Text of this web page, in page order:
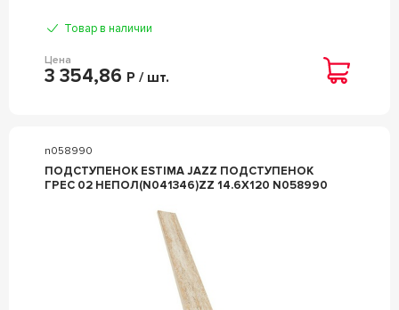
Товар в наличии
Цена
3 354,86 Р / шт.
n058990
ПОДСТУПЕНОК ESTIMA JAZZ ПОДСТУПЕНОК
ГРЕС 02 НЕПОЛ(N041346)ZZ 14.6X120 N058990